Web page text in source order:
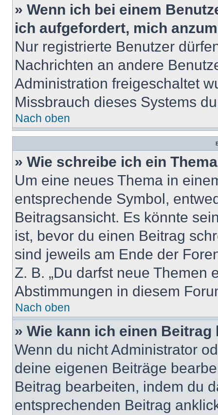
» Wenn ich bei einem
ich aufgefordert, mich
Nur registrierte Benutzer
Nachrichten an andere
Administration freigeschaltet
Missbrauch dieses Systems
Nach oben
» Wie schreibe ich ein
Um eine neues Thema in
entsprechende Symbol,
Beitragsansicht. Es könnte
ist, bevor du einen Beitrag
sind jeweils am Ende der
Z. B. „Du darfst neue Themen
Abstimmungen in diesem
Nach oben
» Wie kann ich einen
Wenn du nicht Administrator
deine eigenen Beiträge
Beitrag bearbeiten, indem du
entsprechenden Beitrag